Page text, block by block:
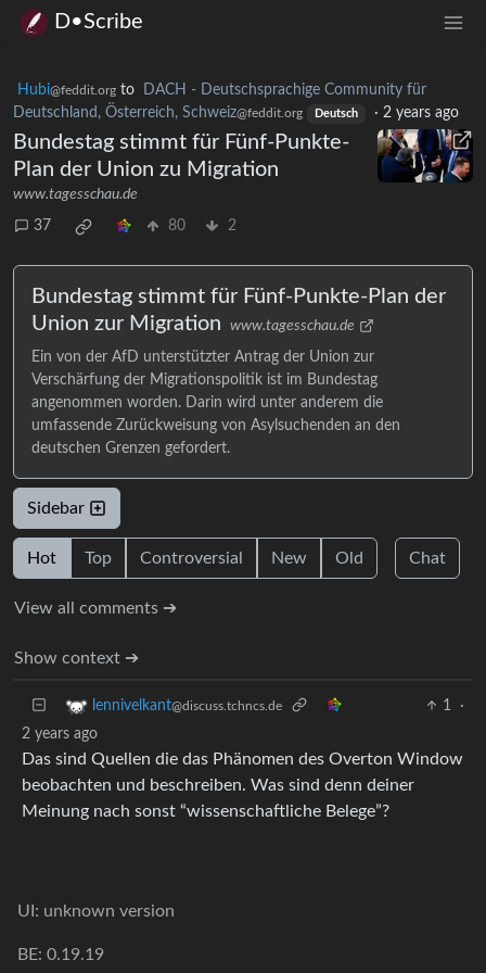
D•Scribe
Hubi@feddit.org to
DACH - Deutschsprachige Community für
Deutschland, Österreich, Schweiz@feddit.org Deutsch · 2 years ago
Bundestag stimmt für Fünf-Punkte-
Plan der Union zu Migration
www.tagesschau.de
37 80 2
Bundestag stimmt für Fünf-Punkte-Plan der
Union zur Migration
www.tagesschau.de
Ein von der AfD unterstützter Antrag der Union zur
Verschärfung der Migrationspolitik ist im Bundestag
angenommen worden. Darin wird unter anderem die
umfassende Zurückweisung von Asylsuchenden an den
deutschen Grenzen gefordert.
Sidebar
Hot Top Controversial New Old Chat
View all comments ➔
Show context ➔
lennivelkant@discuss.tchncs.de 1
·
2 years ago
Das sind Quellen die das Phänomen des Overton Window
beobachten und beschreiben. Was sind denn deiner
Meinung nach sonst “wissenschaftliche Belege”?
UI: unknown version
BE: 0.19.19